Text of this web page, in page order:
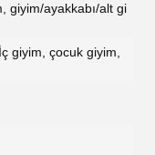
giyim/ayakkabı/alt gi
giyim, çocuk giyim,